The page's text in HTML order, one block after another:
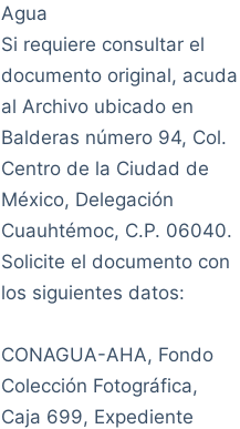
Agua
Si requiere consultar el
documento original, acuda
al Archivo ubicado en
Balderas número 94, Col.
Centro de la Ciudad de
México, Delegación
Cuauhtémoc, C.P. 06040.
Solicite el documento con
los siguientes datos:
CONAGUA-AHA, Fondo
Colección Fotográfica,
Caja 699, Expediente